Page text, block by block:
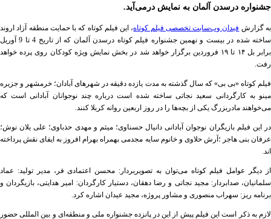
جشنواره درسدن آلمان به نمایش درمی‌آید.
به گزارش فیدان وب‌سایت تخصصی فیلم کوتاه، این فیلم کوتاه که با حمایت منطقه آزاد اروند
ساخته شده در بیست و نهمین جشنواره فیلم کوتاه درسدن آلمان که از تاریخ 4 تا 9 آوریل
برابر بل ۱۴ تا ۱۹ فروردین برگزار خواهد شد در بخش نمایش ویژه کودکان روی پرده خواهد
رفت.
فیلم کوتاه «بی بی» که سال گذشته به مدت یازده دقیقه در شهرهای آبادان؛ خرمشهر و جزیره
مینو به کارگردانی سعید نجاتی ساخته شده است درباره چند نوجوانان آبادانی است که
می‌خواهند مادربزرگ یکی از بچه‌ها را در روز اربعین روانه کربلا کنند.
در این فیلم بازیگران نوجوان آبادانی دانیال حسناوی؛ میثم و مهدی حذباوی؛ علی یلان نوش؛
عرفان بنی هاجر ؛آرش حلاوی و خانوم سایه مجدمی بهمراه بهرام افروز به ایفای نقش پرداخته
اند.
از دیگر عوامل فیلم کوتاه می‌توان به تصویربردار: محسن اعتمادی فر، مدیر تولید: عماد
سلمانیان، صدابردار: مجید نجاتی و رضا دهقان، دستیار کارگردان: امیر هدایتی، بازیگردان و
برنامه ریز: سهراب منصوری و مشاور پروژه، مجید عیدان اشاره کرد.
لازم به ذکر است این فیلم پیش از این در پانزده جشنواره ملی و منطقه‌ای و بین المللی حضور